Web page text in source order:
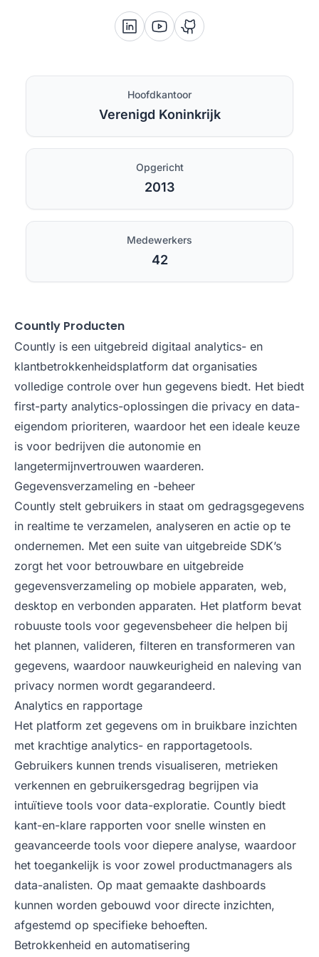
Hoofdkantoor
Verenigd Koninkrijk
Opgericht
2013
Medewerkers
42
Countly Producten
Countly is een uitgebreid digitaal analytics- en
klantbetrokkenheidsplatform dat organisaties
volledige controle over hun gegevens biedt. Het biedt
first-party analytics-oplossingen die privacy en data-
eigendom prioriteren, waardoor het een ideale keuze
is voor bedrijven die autonomie en
langetermijnvertrouwen waarderen.
Gegevensverzameling en -beheer
Countly stelt gebruikers in staat om gedragsgegevens
in realtime te verzamelen, analyseren en actie op te
ondernemen. Met een suite van uitgebreide SDK’s
zorgt het voor betrouwbare en uitgebreide
gegevensverzameling op mobiele apparaten, web,
desktop en verbonden apparaten. Het platform bevat
robuuste tools voor gegevensbeheer die helpen bij
het plannen, valideren, filteren en transformeren van
gegevens, waardoor nauwkeurigheid en naleving van
privacy normen wordt gegarandeerd.
Analytics en rapportage
Het platform zet gegevens om in bruikbare inzichten
met krachtige analytics- en rapportagetools.
Gebruikers kunnen trends visualiseren, metrieken
verkennen en gebruikersgedrag begrijpen via
intuïtieve tools voor data-exploratie. Countly biedt
kant-en-klare rapporten voor snelle winsten en
geavanceerde tools voor diepere analyse, waardoor
het toegankelijk is voor zowel productmanagers als
data-analisten. Op maat gemaakte dashboards
kunnen worden gebouwd voor directe inzichten,
afgestemd op specifieke behoeften.
Betrokkenheid en automatisering